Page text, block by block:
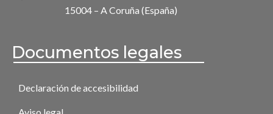
15004 – A Coruña (España)
Documentos legales
Declaración de accesibilidad